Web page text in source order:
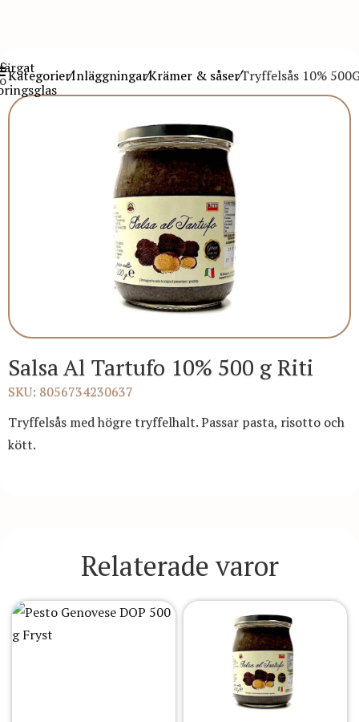
KategorierInläggningarKrämer & såserTryffelsås 10%
Salsa Al Tartufo 10% 500 g Riti
SKU: 8056734230637
Tryffelsås med högre tryffelhalt. Passar pasta, risotto och
kött.
Relaterade varor